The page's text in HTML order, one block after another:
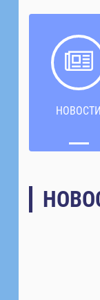
НОВОСТИ